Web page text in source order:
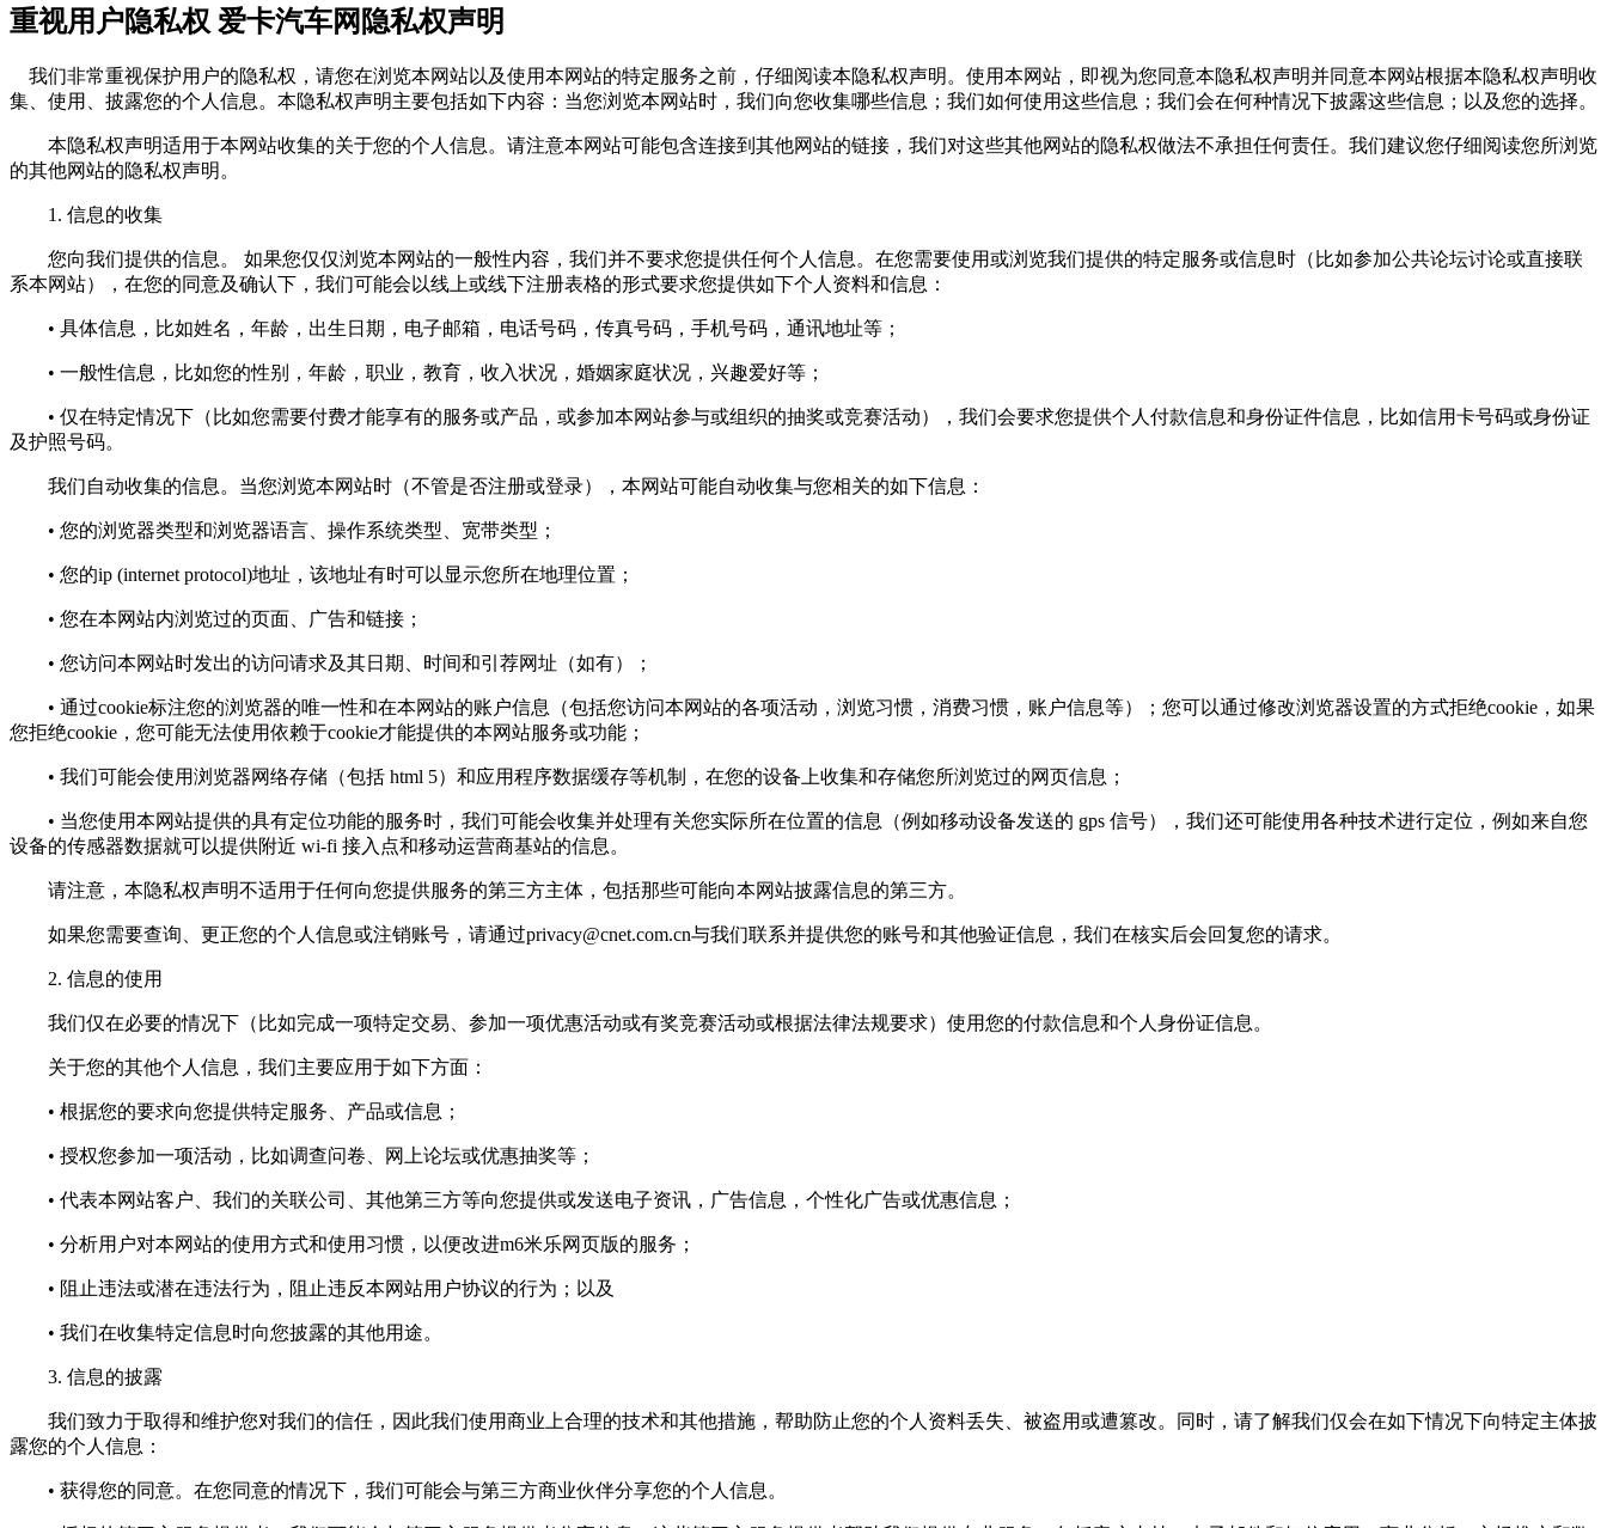
重视用户隐私权 爱卡汽车网隐私权声明
我们非常重视保护用户的隐私权，请您在浏览本网站以及使用本网站的特定服务之前，仔细阅读本隐私权声明。使用本网站，即视为您同意本隐私权声明并同意本网站根据本隐私权声明收
集、使用、披露您的个人信息。本隐私权声明主要包括如下内容：当您浏览本网站时，我们向您收集哪些信息；我们如何使用这些信息；我们会在何种情况下披露这些信息；以及您的选择。
本隐私权声明适用于本网站收集的关于您的个人信息。请注意本网站可能包含连接到其他网站的链接，我们对这些其他网站的隐私权做法不承担任何责任。我们建议您仔细阅读您所浏览
的其他网站的隐私权声明。
1. 信息的收集
您向我们提供的信息。 如果您仅仅浏览本网站的一般性内容，我们并不要求您提供任何个人信息。在您需要使用或浏览我们提供的特定服务或信息时（比如参加公共论坛讨论或直接联
系本网站），在您的同意及确认下，我们可能会以线上或线下注册表格的形式要求您提供如下个人资料和信息：
• 具体信息，比如姓名，年龄，出生日期，电子邮箱，电话号码，传真号码，手机号码，通讯地址等；
• 一般性信息，比如您的性别，年龄，职业，教育，收入状况，婚姻家庭状况，兴趣爱好等；
• 仅在特定情况下（比如您需要付费才能享有的服务或产品，或参加本网站参与或组织的抽奖或竞赛活动），我们会要求您提供个人付款信息和身份证件信息，比如信用卡号码或身份证
及护照号码。
我们自动收集的信息。当您浏览本网站时（不管是否注册或登录），本网站可能自动收集与您相关的如下信息：
• 您的浏览器类型和浏览器语言、操作系统类型、宽带类型；
• 您的ip (internet protocol)地址，该地址有时可以显示您所在地理位置；
• 您在本网站内浏览过的页面、广告和链接；
• 您访问本网站时发出的访问请求及其日期、时间和引荐网址（如有）；
• 通过cookie标注您的浏览器的唯一性和在本网站的账户信息（包括您访问本网站的各项活动，浏览习惯，消费习惯，账户信息等）；您可以通过修改浏览器设置的方式拒绝cookie，如果
您拒绝cookie，您可能无法使用依赖于cookie才能提供的本网站服务或功能；
• 我们可能会使用浏览器网络存储（包括 html 5）和应用程序数据缓存等机制，在您的设备上收集和存储您所浏览过的网页信息；
• 当您使用本网站提供的具有定位功能的服务时，我们可能会收集并处理有关您实际所在位置的信息（例如移动设备发送的 gps 信号），我们还可能使用各种技术进行定位，例如来自您
设备的传感器数据就可以提供附近 wi-fi 接入点和移动运营商基站的信息。
请注意，本隐私权声明不适用于任何向您提供服务的第三方主体，包括那些可能向本网站披露信息的第三方。
如果您需要查询、更正您的个人信息或注销账号，请通过privacy@cnet.com.cn与我们联系并提供您的账号和其他验证信息，我们在核实后会回复您的请求。
2. 信息的使用
我们仅在必要的情况下（比如完成一项特定交易、参加一项优惠活动或有奖竞赛活动或根据法律法规要求）使用您的付款信息和个人身份证信息。
关于您的其他个人信息，我们主要应用于如下方面：
• 根据您的要求向您提供特定服务、产品或信息；
• 授权您参加一项活动，比如调查问卷、网上论坛或优惠抽奖等；
• 代表本网站客户、我们的关联公司、其他第三方等向您提供或发送电子资讯，广告信息，个性化广告或优惠信息；
• 分析用户对本网站的使用方式和使用习惯，以便改进m6米乐网页版的服务；
• 阻止违法或潜在违法行为，阻止违反本网站用户协议的行为；以及
• 我们在收集特定信息时向您披露的其他用途。
3. 信息的披露
我们致力于取得和维护您对我们的信任，因此我们使用商业上合理的技术和其他措施，帮助防止您的个人资料丢失、被盗用或遭篡改。同时，请了解我们仅会在如下情况下向特定主体披
露您的个人信息：
• 获得您的同意。在您同意的情况下，我们可能会与第三方商业伙伴分享您的个人信息。